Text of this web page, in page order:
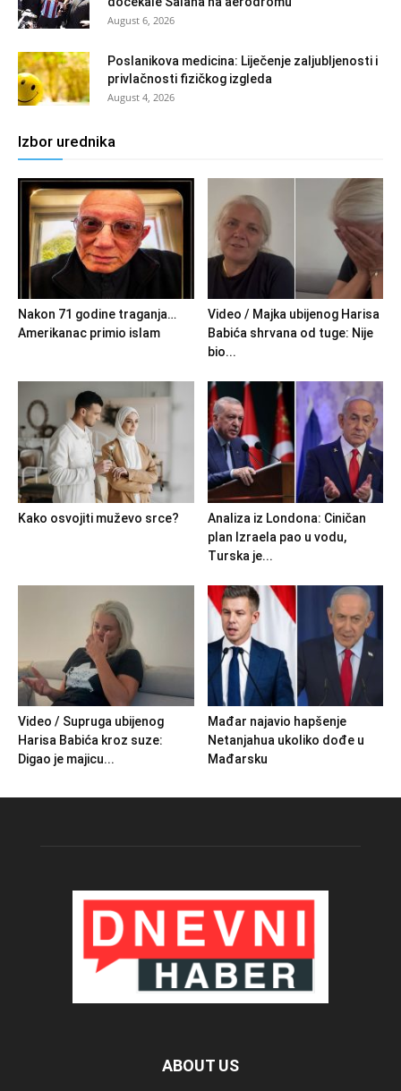
August 6, 2026
Poslanikova medicina: Liječenje zaljubljenosti i
privlačnosti fizičkog izgleda
August 4, 2026
Izbor urednika
Nakon 71 godine traganja…
Amerikanac primio islam
Video / Majka ubijenog Harisa
Babića shrvana od tuge: Nije
bio...
Kako osvojiti muževo srce?
Analiza iz Londona: Ciničan
plan Izraela pao u vodu,
Turska je...
Video / Supruga ubijenog
Harisa Babića kroz suze:
Digao je majicu...
Mađar najavio hapšenje
Netanjahua ukoliko dođe u
Mađarsku
ABOUT US